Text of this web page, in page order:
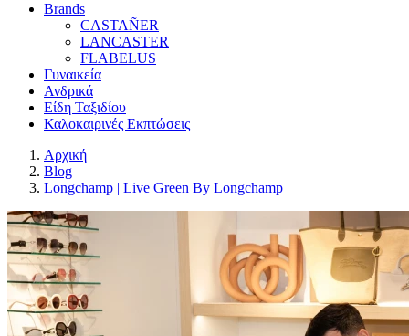
Brands
CASTAÑER
LANCASTER
FLABELUS
Γυναικεία
Ανδρικά
Είδη Ταξιδίου
Καλοκαιρινές Εκπτώσεις
Αρχική
Blog
Longchamp | Live Green By Longchamp